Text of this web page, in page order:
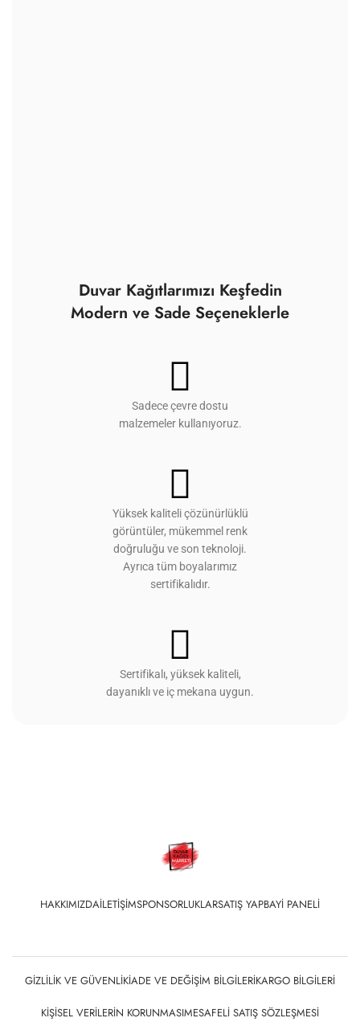
Duvar Kağıtlarımızı Keşfedin
Modern ve Sade Seçeneklerle
Sadece çevre dostu
malzemeler kullanıyoruz.
Yüksek kaliteli çözünürlüklü
görüntüler, mükemmel renk
doğruluğu ve son teknoloji.
Ayrıca tüm boyalarımız
sertifikalıdır.
Sertifikalı, yüksek kaliteli,
dayanıklı ve iç mekana uygun.
HAKKIMIZDAİLETIŞIMSPONSORLUKLARSATIŞ YAPBAYI PANELI
GIZLILIK VE GÜVENLIKİADE VE DEĞIŞIM BILGILERIKARGO BILGILERI
KIŞISEL VERILERIN KORUNMASIMESAFELI SATIŞ SÖZLEŞMESI